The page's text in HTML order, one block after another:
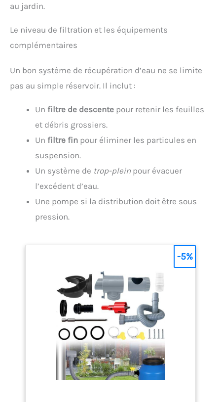
au jardin.
Le niveau de filtration et les équipements
complémentaires
Un bon système de récupération d’eau ne se limite
pas au simple réservoir. Il inclut :
Un filtre de descente pour retenir les feuilles
et débris grossiers.
Un filtre fin pour éliminer les particules en
suspension.
Un système de trop-plein pour évacuer
l’excédent d’eau.
Une pompe si la distribution doit être sous
pression.
-5%